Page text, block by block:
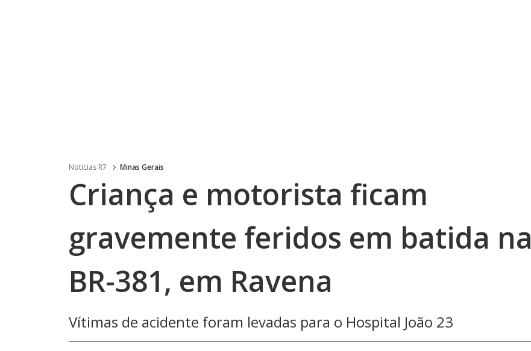
Noticias R7 Minas Gerais
Criança e motorista ficam
gravemente feridos em batida na
BR-381, em Ravena
Vítimas de acidente foram levadas para o Hospital João 23